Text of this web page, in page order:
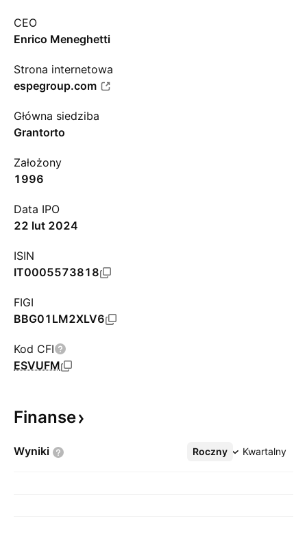
CEO
Enrico Meneghetti
Strona internetowa
espegroup.com
Główna siedziba
Grantorto
Założony
1996
Data IPO
22 lut 2024
ISIN
IT0005573818
FIGI
BBG01LM2XLV6
Kod CFI
ESVUFM
Finanse
Wyniki Roczny Kwartalny
Więcej